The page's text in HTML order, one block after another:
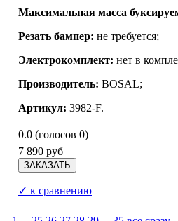
Максимальная масса
Резать бампер: не требуется;
Электрокомплект: нет в
Производитель: BOSAL;
Артикул: 3982-F.
0.0 (голосов 0)
7 890 руб
✓ к сравнению